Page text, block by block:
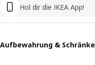
Hol dir die IKEA App!
Aufbewahrung & Schränke